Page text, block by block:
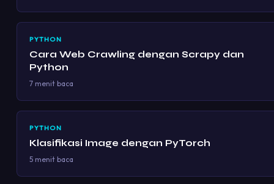
PYTHON
Cara Web Crawling dengan Scrapy dan
Python
7 menit baca
PYTHON
Klasifikasi Image dengan PyTorch
5 menit baca